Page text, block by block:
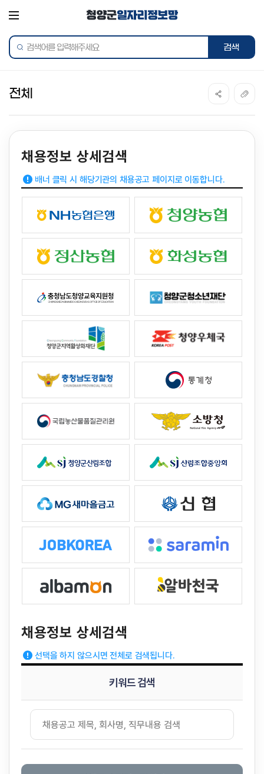
통합검색
전체
채용정보 상세검색
배너 클릭 시 해당기관의 채용공고 페이지로 이동합니다.
채용정보 상세검색
선택을 하지 않으시면 전체로 검색됩니다.
키워드 검색